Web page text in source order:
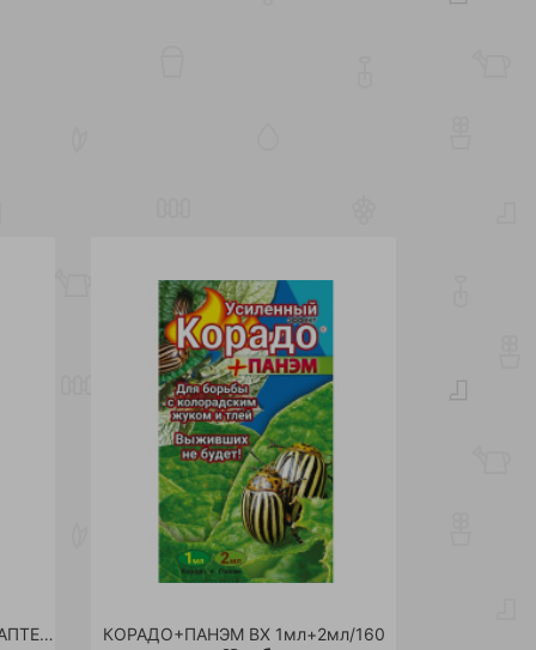
ФИТОВЕРМ-ФОРТЕ ЗЕЛЕНАЯ АПТЕКА 4мл /150 КОРАДО+ПАНЭМ ВХ 1мл+2мл/160